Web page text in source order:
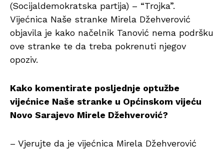
(Socijaldemokratska partija) – “Trojka”.
Vijećnica Naše stranke Mirela Džehverović
objavila je kako načelnik Tanović nema podršku
ove stranke te da treba pokrenuti njegov
opoziv.
Kako komentirate posljednje optužbe
vijećnice Naše stranke u Općinskom vijeću
Novo Sarajevo Mirele Džehverović?
– Vjerujte da je vijećnica Mirela Džehverović